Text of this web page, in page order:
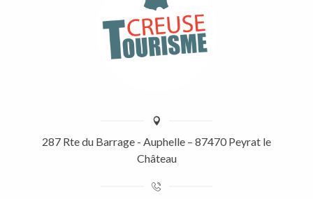
287 Rte du Barrage - Auphelle – 87470 Peyrat le
Château